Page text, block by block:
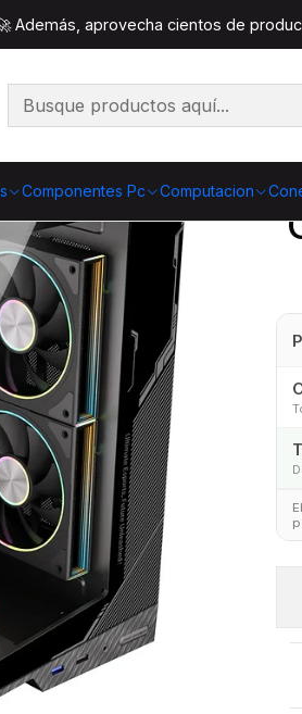
Componentes Pc Computacion
Además, aprovecha cientos de
Pc Gabinetes Gabinete